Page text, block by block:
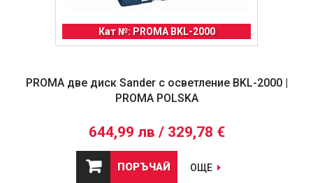
Кат №: PROMA BKL-2000
PROMA две диск Sander с осветление BKL-2000 |
PROMA POLSKA
644,99 лв / 329,78 €
ПОРЪЧАЙ ОЩЕ